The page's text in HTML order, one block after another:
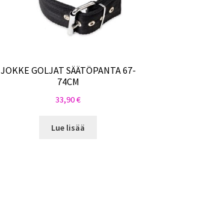
JOKKE GOLJAT SÄÄTÖPANTA 67-
74CM
33,90€
Lue lisää